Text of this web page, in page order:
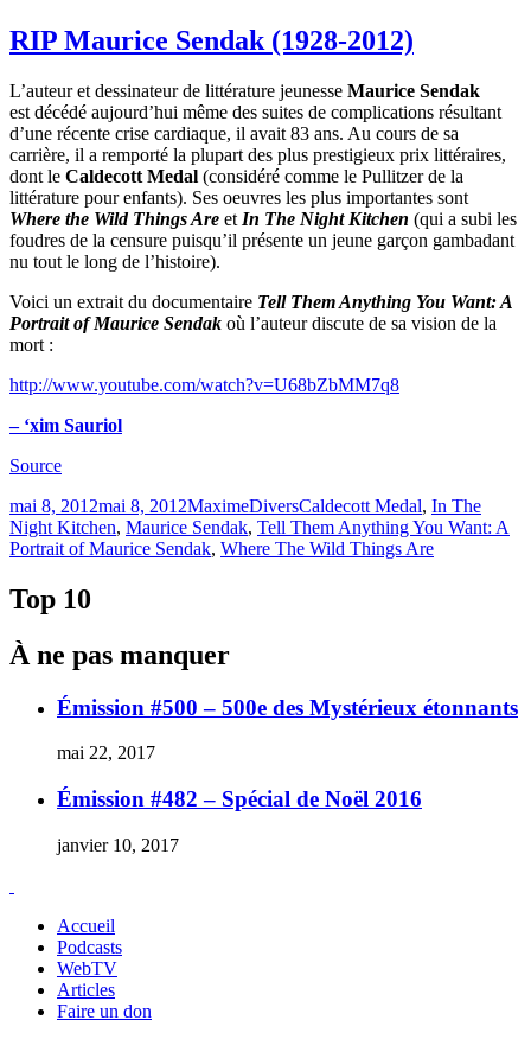
RIP Maurice Sendak (1928-2012)
L’auteur et dessinateur de littérature jeunesse Maurice Sendak
est décédé aujourd’hui même des suites de complications résultant
d’une récente crise cardiaque, il avait 83 ans. Au cours de sa
carrière, il a remporté la plupart des plus prestigieux prix littéraires,
dont le Caldecott Medal (considéré comme le Pullitzer de la
littérature pour enfants). Ses oeuvres les plus importantes sont
Where the Wild Things Are et In The Night Kitchen (qui a subi les
foudres de la censure puisqu’il présente un jeune garçon gambadant
nu tout le long de l’histoire).
Voici un extrait du documentaire Tell Them Anything You Want: A
Portrait of Maurice Sendak où l’auteur discute de sa vision de la
mort :
http://www.youtube.com/watch?v=U68bZbMM7q8
– ‘xim Sauriol
Source
Publié
le
mai 8, 2012mai 8, 2012MaximeCatégories
DiversÉtiquettes
Caldecott Medal, In The
Night Kitchen, Maurice Sendak, Tell Them Anything You Want: A
Portrait of Maurice Sendak, Where The Wild Things Are
Top 10
À ne pas manquer
Émission #500 – 500e des Mystérieux étonnants
mai 22, 2017
Émission #482 – Spécial de Noël 2016
janvier 10, 2017
Accueil
Podcasts
WebTV
Articles
Faire un don